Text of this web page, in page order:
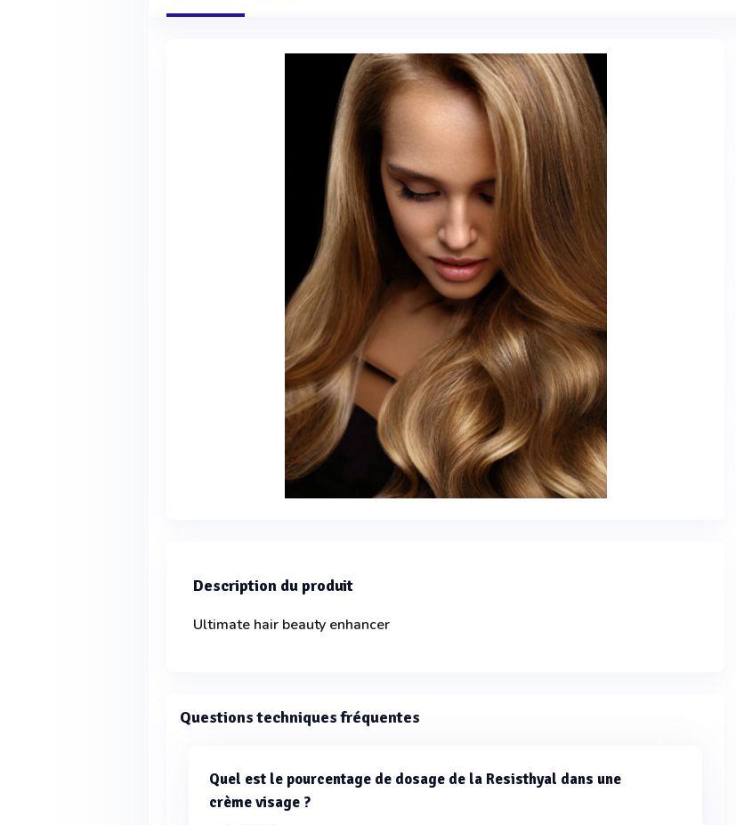
Description du produit
Ultimate hair beauty enhancer
Questions techniques fréquentes
Quel est le pourcentage de dosage de la Resisthyal dans une
crème visage ?